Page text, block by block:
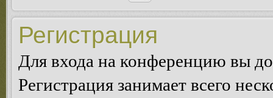
Регистрация
Для входа на конференцию вы
Регистрация занимает всего